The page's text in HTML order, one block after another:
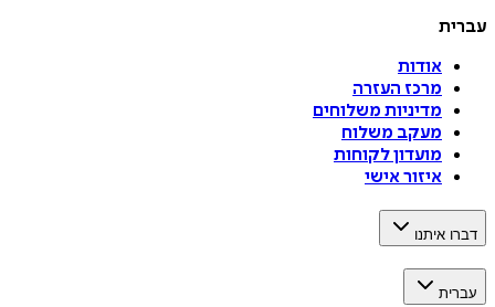
עברית
אודות
מרכז העזרה
מדיניות משלוחים
מעקב משלוח
מועדון לקוחות
איזור אישי
דברו איתנו
עברית